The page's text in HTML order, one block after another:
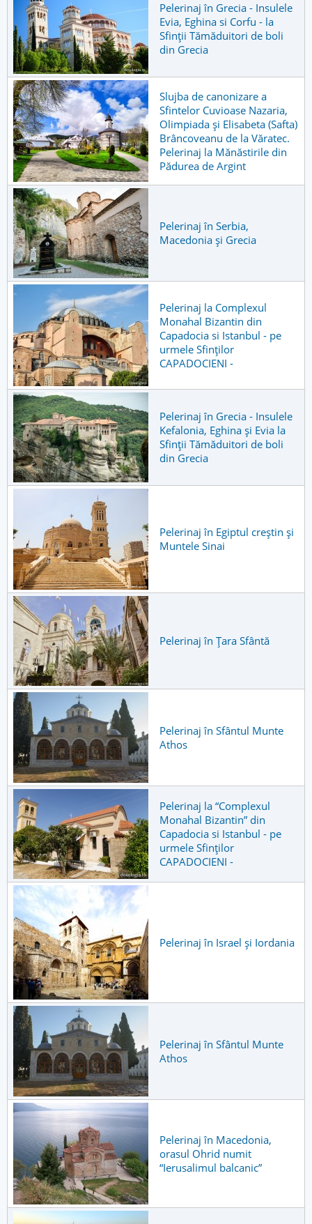
Pelerinaj în Grecia - Insulele
Evia, Eghina si Corfu - la
Sfinţii Tămăduitori de boli
din Grecia
Slujba de canonizare a
Sfintelor Cuvioase Nazaria,
Olimpiada și Elisabeta (Safta)
Brâncoveanu de la Văratec.
Pelerinaj la Mănăstirile din
Pădurea de Argint
Pelerinaj în Serbia,
Macedonia și Grecia
Pelerinaj la Complexul
Monahal Bizantin din
Capadocia si Istanbul - pe
urmele Sfinților
CAPADOCIENI -
Pelerinaj în Grecia - Insulele
Kefalonia, Eghina și Evia la
Sfinţii Tămăduitori de boli
din Grecia
Pelerinaj în Egiptul creștin și
Muntele Sinai
Pelerinaj în Țara Sfântă
Pelerinaj în Sfântul Munte
Athos
Pelerinaj la “Complexul
Monahal Bizantin” din
Capadocia si Istanbul - pe
urmele Sfinților
CAPADOCIENI -
Pelerinaj în Israel și Iordania
Pelerinaj în Sfântul Munte
Athos
Pelerinaj în Macedonia,
orasul Ohrid numit
“Ierusalimul balcanic”